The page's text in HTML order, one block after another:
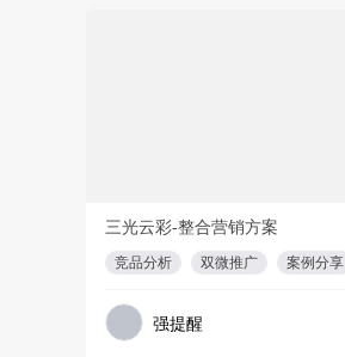
三光云彩-整合营销方案
竞品分析 双微推广 案例分享
强提醒